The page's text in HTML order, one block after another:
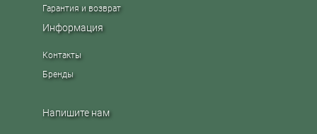
Гарантия и возврат
Информация
Контакты
Бренды
Напишите нам